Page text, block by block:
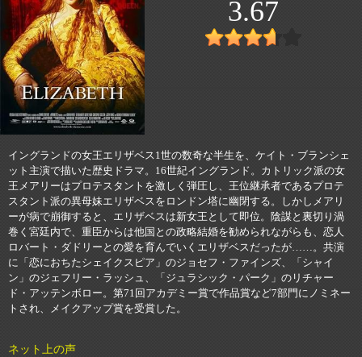
3.67
イングランドの女王エリザベス1世の数奇な半生を、ケイト・ブランシェ
ット主演で描いた歴史ドラマ。16世紀イングランド。カトリック派の女
王メアリーはプロテスタントを激しく弾圧し、王位継承者であるプロテ
スタント派の異母妹エリザベスをロンドン塔に幽閉する。しかしメアリ
ーが病で崩御すると、エリザベスは新女王として即位。陰謀と裏切り渦
巻く宮廷内で、重臣からは他国との政略結婚を勧められながらも、恋人
ロバート・ダドリーとの愛を育んでいくエリザベスだったが……。共演
に「恋におちたシェイクスピア」のジョセフ・ファインズ、「シャイ
ン」のジェフリー・ラッシュ、「ジュラシック・パーク」のリチャー
ド・アッテンボロー。第71回アカデミー賞で作品賞など7部門にノミネー
トされ、メイクアップ賞を受賞した。
ネット上の声